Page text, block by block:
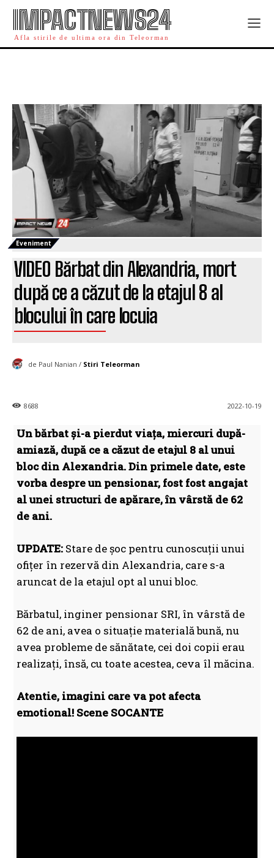
IMPACTNEWS24
Afla stirile de ultima ora din Teleorman
Eveniment
VIDEO Bărbat din Alexandria, mort
după ce a căzut de la etajul 8 al
blocului în care locuia
de Paul Nanian / Stiri Teleorman
2022-10-19
8688
Un bărbat și-a pierdut viața, miercuri după-
amiază, după ce a căzut de etajul 8 al unui
bloc din Alexandria. Din primele date, este
vorba despre un pensionar, fost fost angajat
al unei structuri de apărare, în vârstă de 62
de ani.
UPDATE: Stare de șoc pentru cunoscuții unui
ofițer în rezervă din Alexandria, care s-a
aruncat de la etajul opt al unui bloc.
Bărbatul, inginer pensionar SRI, în vârstă de
62 de ani, avea o situație materială bună, nu
avea probleme de sănătate, cei doi copii erau
realizați, însă, cu toate acestea, ceva îl măcina.
Atentie, imagini care va pot afecta
emotional! Scene SOCANTE